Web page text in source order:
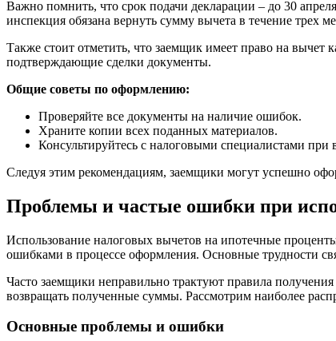
Важно помнить, что срок подачи декларации – до 30
инспекция обязана вернуть сумму вычета в течение трех
Также стоит отметить, что заемщик имеет право на
подтверждающие сделки документы.
Общие советы по оформлению:
Проверяйте все документы на наличие ошибок.
Храните копии всех поданных материалов.
Консультируйтесь с налоговыми специалистами при
Следуя этим рекомендациям, заемщики могут успешно
Проблемы и частые ошибки при
Использование налоговых вычетов на ипотечные
ошибками в процессе оформления. Основные трудности
Часто заемщики неправильно трактуют правила
возвращать полученные суммы. Рассмотрим наиболее
Основные проблемы и ошибки